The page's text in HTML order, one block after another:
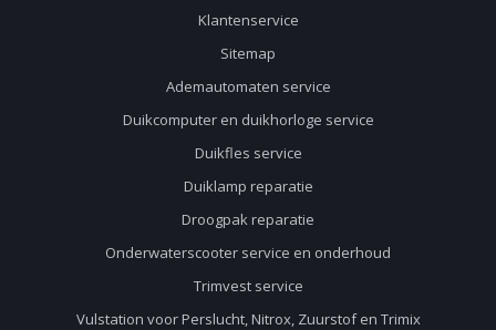
Klantenservice
Sitemap
Ademautomaten service
Duikcomputer en duikhorloge service
Duikfles service
Duiklamp reparatie
Droogpak reparatie
Onderwaterscooter service en onderhoud
Trimvest service
Vulstation voor Perslucht, Nitrox, Zuurstof en Trimix